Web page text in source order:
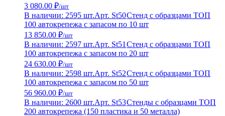
3 080.00 ₽/шт
В наличии: 2595 шт.Арт. St50Стенд с образцами ТОП
100 автокрепежа с запасом по 10 шт
13 850.00 ₽/шт
В наличии: 2597 шт.Арт. St51 Стенд с образцами ТОП
100 автокрепежа с запасом по 20 шт
24 630.00 ₽/шт
В наличии: 2598 шт.Арт. St52Стенд с образцами ТОП
100 автокрепежа с запасом по 50 шт
56 960.00 ₽/шт
В наличии: 2600 шт.Арт. St53Стенды с образцами ТОП
200 автокрепежа (150 пластика и 50 металла)